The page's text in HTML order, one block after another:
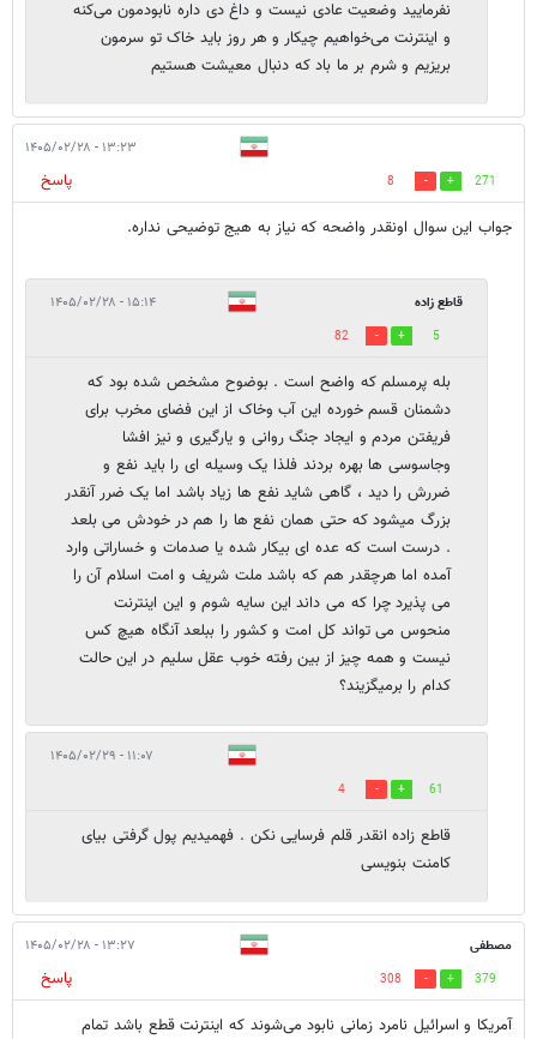
نفرمایید وضعیت عادی نیست و داغ دی داره نابودمون می‌کنه
و اینترنت می‌خواهیم چیکار و هر روز باید خاک تو سرمون
بریزیم و شرم بر ما باد که دنبال معیشت هستیم
۱۳:۲۳ - ۱۴۰۵/۰۲/۲۸
271
8
پاسخ
جواب این سوال اونقدر واضحه که نیاز به هیج توضیحی نداره.
قاطع زاده ۱۵:۱۴ - ۱۴۰۵/۰۲/۲۸
5
82
بله پرمسلم که واضح است . بوضوح مشخص شده بود که
دشمنان قسم خورده این آب و‌خاک از این فضای مخرب برای
فریفتن مردم و ایجاد جنگ روانی و یارگیری و نیز افشا
و‌جاسوسی ها بهره بردند فلذا یک وسیله ای را باید نفع و
ضررش را دید ، گاهی شاید نفع ها زیاد باشد اما یک ضرر آنقدر
بزرگ میشود که حتی همان نفع ها را هم در خودش می بلعد
. درست است که عده ای بیکار شده یا صدمات و خساراتی وارد
آمده اما هرچقدر هم که باشد ملت شریف و امت اسلام آن را
می پذیرد چرا که می داند این سایه شوم و این اینترنت
منحوس می تواند کل امت و کشور را ببلعد آنگاه هیچ کس
نیست و همه چیز از بین رفته خوب عقل سلیم در این حالت
کدام را برمیگزیند؟
۱۱:۰۷ - ۱۴۰۵/۰۲/۲۹
61
4
قاطع زاده انقدر قلم فرسایی نکن . فهمیدیم پول گرفتی بیای
کامنت بنویسی
مصطفی ۱۳:۲۷ - ۱۴۰۵/۰۲/۲۸
379
308
پاسخ
آمریکا و اسرائیل نامرد زمانی نابود می‌شوند که اینترنت قطع باشد تمام